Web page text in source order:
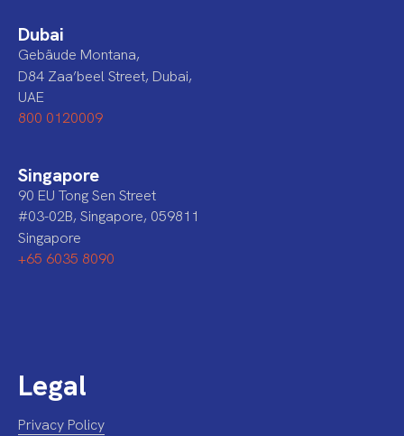
Dubai
Gebäude Montana,
D84 Zaa’beel Street, Dubai,
UAE
800 0120009
Singapore
90 EU Tong Sen Street
#03-02B, Singapore, 059811
Singapore
+65 6035 8090
Legal
Privacy Policy